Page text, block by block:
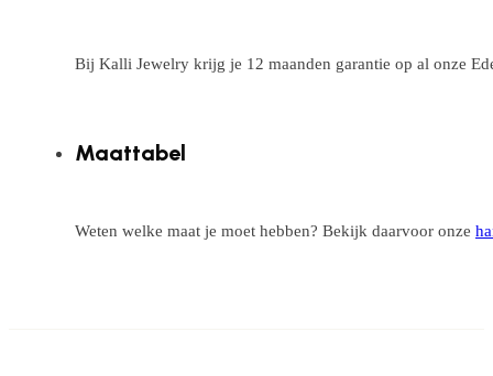
Bij Kalli Jewelry krijg je 12 maanden garantie op al onze
Maattabel
Weten welke maat je moet hebben? Bekijk daarvoor onze